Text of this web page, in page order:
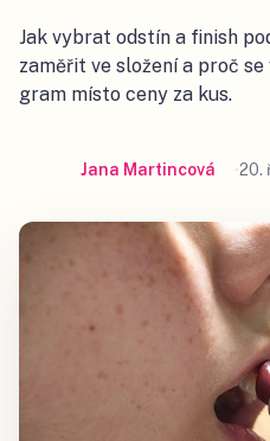
Jak vybrat odstín a finish
zaměřit ve složení a proč
gram místo ceny za kus.
Jana Martincová 20.